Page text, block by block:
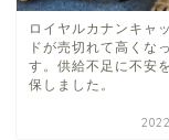
ロイヤルカナンキャ
ドが売切れて高くな
す。供給不足に不安
保しました。